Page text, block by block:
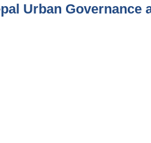
Urban